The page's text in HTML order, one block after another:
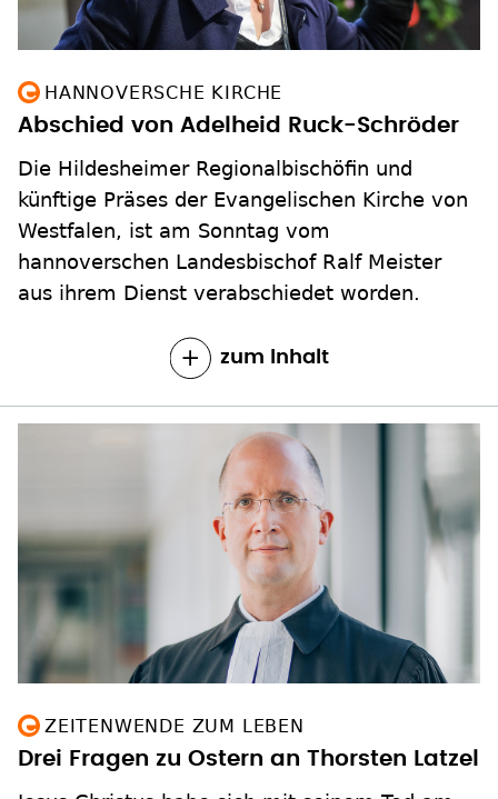
HANNOVERSCHE KIRCHE
Die Hildesheimer Regionalbischöfin und
Westfalen, ist am Sonntag vom
hannoverschen Landesbischof Ralf Meister
aus ihrem Dienst verabschiedet worden.
zum Inhalt
ZEITENWENDE ZUM LEBEN
Jesus Christus habe sich mit seinem Tod am